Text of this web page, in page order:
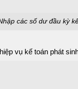
các số dư đầu kỳ
vụ kế toán phát